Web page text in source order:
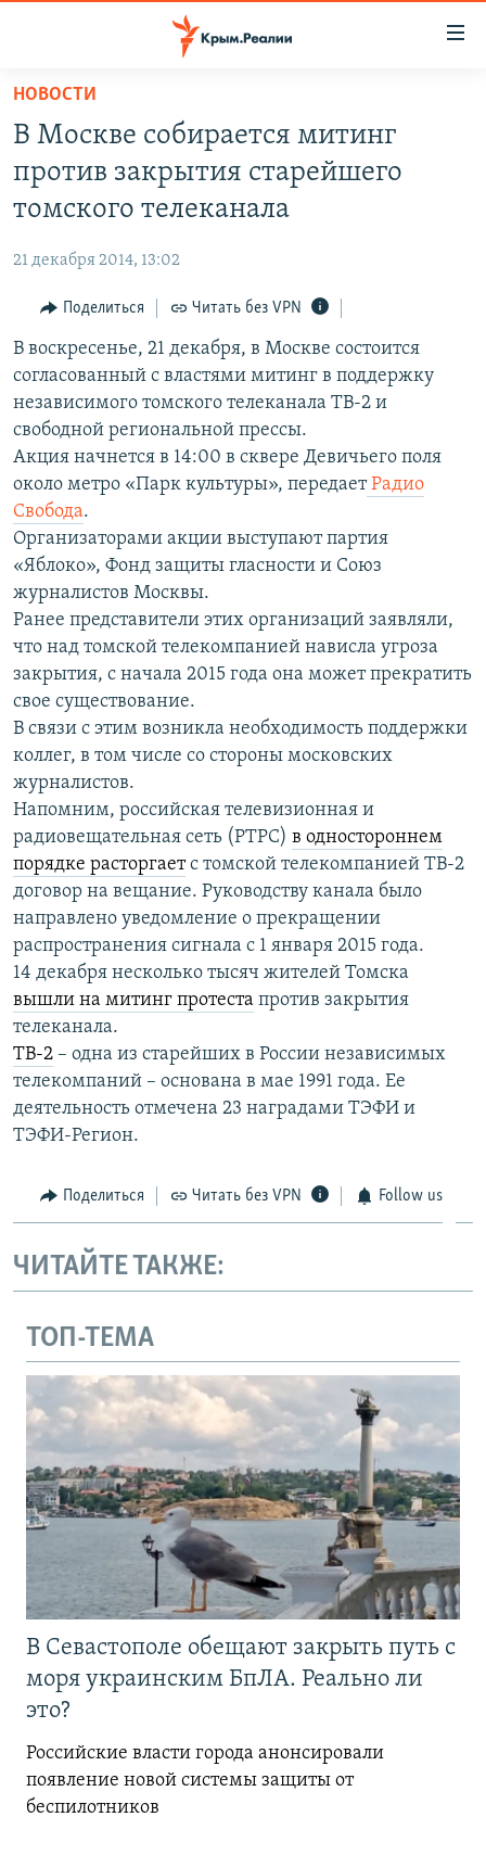
Вернуться
основному
содержанию
Вернутся
главной
навигации
Вернутся
поиску
11 ЛЕТ ОККУПАЦИИ КРЫМА. 11 ИСТОРИЙ СОПРОТИВЛЕНИЯ
ВОДА
ЕЩЕ
ИНТЕРАКТИВ
ИНФОГРАФИКА
СОВЕТЫ ПРАВОЗАЩИТНИКОВ
ПРОПАВШИЕ БЕЗ ВЕСТИ
ПОБЕДИТЕЛЕЙ НЕ СУДЯТ?
КРЫМ.НЕПОКОРЕННЫЙ
ELIFBE
УКРАИНСКАЯ ПРОБЛЕМА КРЫМА
РАДІО СВОБОДА
КАК ОБОЙТИ БЛОКИРОВКУ
Українською
Qırımtatar
ПРИСОЕДИНЯЙТЕСЬ!
Все сайты RFE/RL
НОВОСТИ
В Москве собирается митинг
против закрытия старейшего
томского телеканала
21 декабря 2014, 13:02
Поделиться Читать без VPN
В воскресенье, 21 декабря, в Москве состоится
согласованный с властями митинг в поддержку
независимого томского телеканала ТВ-2 и
свободной региональной прессы.
Акция начнется в 14:00 в сквере Девичьего поля
около метро «Парк культуры», передаетРадио
Свобода.
Организаторами акции выступают партия
«Яблоко», Фонд защиты гласности и Союз
журналистов Москвы.
Ранее представители этих организаций заявляли,
что над томской телекомпанией нависла угроза
закрытия, с начала 2015 года она может прекратить
свое существование.
В связи с этим возникла необходимость поддержки
коллег, в том числе со стороны московских
журналистов.
Напомним, российская телевизионная и
радиовещательная сеть (РТРС) в одностороннем
порядке расторгаетс томской телекомпанией ТВ-2
договор на вещание. Руководству канала было
направлено уведомление о прекращении
распространения сигнала с 1 января 2015 года.
14 декабря несколько тысяч жителей Томска
вышли на митинг протеста против закрытия
телеканала.
ТВ-2 – одна из старейших в России независимых
телекомпаний – основана в мае 1991 года. Ее
деятельность отмечена 23 наградами ТЭФИ и
ТЭФИ-Регион.
Поделиться Читать без VPN Follow us
ЧИТАЙТЕ ТАКЖЕ:
ТОП-ТЕМА
В Севастополе обещают закрыть путь с
моря украинским БпЛА. Реально ли
это?
Российские власти города анонсировали
появление новой системы защиты от
беспилотников